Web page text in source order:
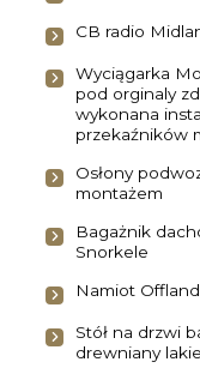
CB radio
Wyciągarka
pod orginaly
wykonana
przekaźników
Osłony
montażem
Bagażnik
Snorkele
Namiot
Stół na drzwi
drewniany